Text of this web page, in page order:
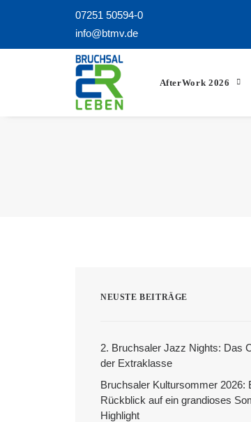
07251 50594-0
info@btmv.de
AfterWork 2026
NEUSTE BEITRÄGE
2. Bruchsaler Jazz Nights: Das
der Extraklasse
Bruchsaler Kultursommer 2026:
Rückblick auf ein grandioses
Highlight